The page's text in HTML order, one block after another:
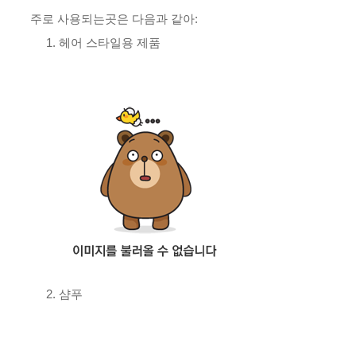
주로 사용되는곳은 다음과 같아:
1. 헤어 스타일용 제품
2. 샴푸